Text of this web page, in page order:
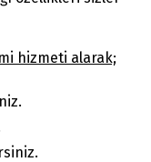
hizmeti alarak;